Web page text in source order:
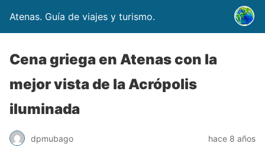
Atenas. Guía de viajes y turismo.
Cena griega en Atenas con la
mejor vista de la Acrópolis
iluminada
dpmubago hace 8 años